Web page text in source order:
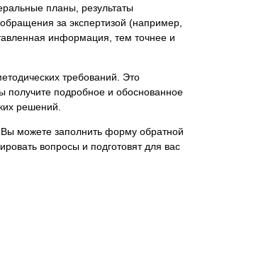
планы, результаты
за экспертизой (например,
информация, тем точнее и
требований. Это
получите подробное и обоснованное
решений.
Вы можете заполнить форму обратной
вопросы и подготовят для вас